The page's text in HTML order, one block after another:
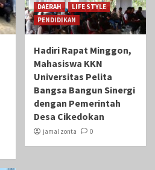
DAERAH
LIFE STYLE
PENDIDIKAN
Hadiri Rapat Minggon,
Mahasiswa KKN
Universitas Pelita
Bangsa Bangun Sinergi
dengan Pemerintah
Desa Cikedokan
jamal zonta 0